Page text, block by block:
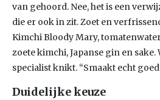
van gehoord. Nee, het is een
die er ook in zit. Zoet en
Kimchi Bloody Mary,
zoete kimchi, Japanse gin en sake.
specialist knikt. “Smaakt echt goed
Duidelijke keuze